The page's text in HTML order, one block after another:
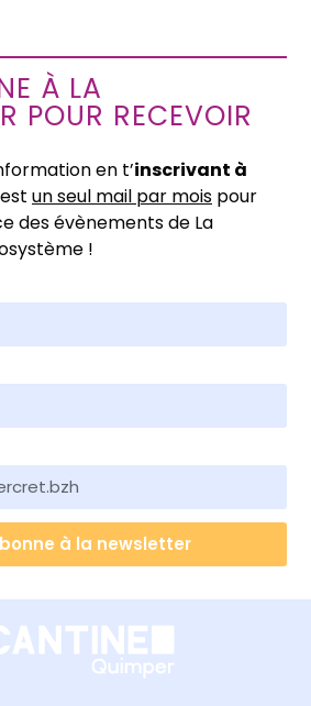
À LA
POUR RECEVOIR
en t’inscrivant à
un seul mail par mois pour
des évènements de La
!
à la newsletter